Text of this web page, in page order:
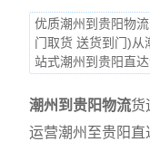
优质潮州到贵阳物
门取货 送货到门)从
站式潮州到贵阳直
潮州到贵阳物流货
运营潮州至贵阳